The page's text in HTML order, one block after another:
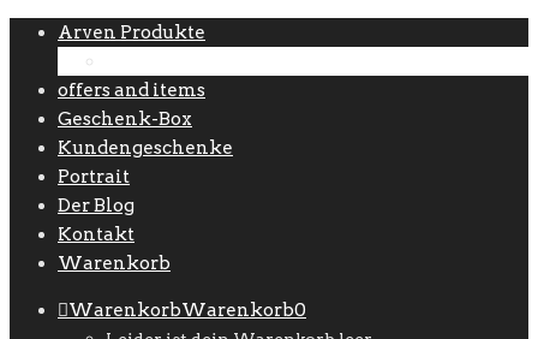
Arven Produkte
offers and items
Geschenk-Box
Kundengeschenke
Portrait
Der Blog
Kontakt
Warenkorb
WarenkorbWarenkorb0